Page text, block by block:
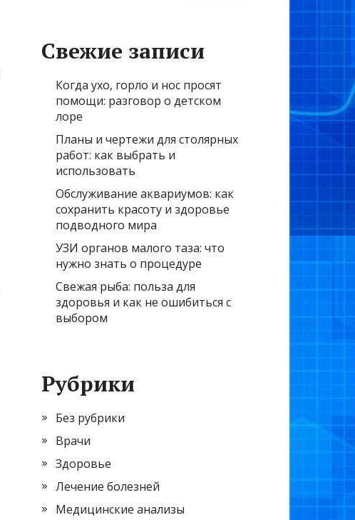
Свежие записи
Когда ухо, горло и нос просят
помощи: разговор о детском
лоре
Планы и чертежи для столярных
работ: как выбрать и
использовать
Обслуживание аквариумов: как
сохранить красоту и здоровье
подводного мира
УЗИ органов малого таза: что
нужно знать о процедуре
Свежая рыба: польза для
здоровья и как не ошибиться с
выбором
Рубрики
Без рубрики
Врачи
Здоровье
Лечение болезней
Медицинские анализы